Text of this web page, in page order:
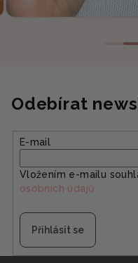
Odebírat
E-mail
Vložením e-mailu
osobních údajů
Přihlásit se